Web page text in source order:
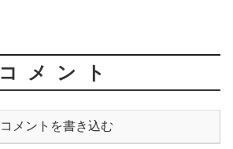
コメント
コメントを書き込む